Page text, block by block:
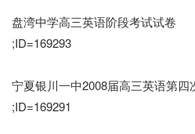
盘湾中学高三英语阶段考试试卷
;ID=169293
宁夏银川一中2008届高三英语第四
;ID=169291